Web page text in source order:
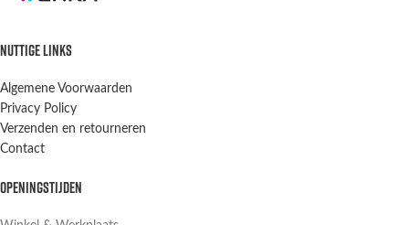
NUTTIGE LINKS
Algemene Voorwaarden
Privacy Policy
Verzenden en retourneren
Contact
OPENINGSTIJDEN